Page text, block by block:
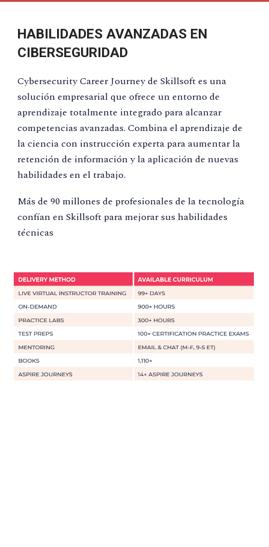
HABILIDADES AVANZADAS EN
CIBERSEGURIDAD
Cybersecurity Career Journey de Skillsoft es una
solución empresarial que ofrece un entorno de
aprendizaje totalmente integrado para alcanzar
competencias avanzadas. Combina el aprendizaje de
la ciencia con instrucción experta para aumentar la
retención de información y la aplicación de nuevas
habilidades en el trabajo.
Más de 90 millones de profesionales de la tecnología
confían en Skillsoft para mejorar sus habilidades
técnicas